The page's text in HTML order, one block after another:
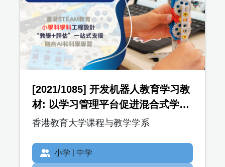
[2021/1085] 开发机器人教育学习教
材: 以学习管理平台促进混合式学习
及教材分享 (SWEETIE)
香港教育大学课程与教学学系
小学 | 中学